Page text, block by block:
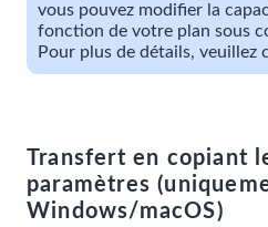
vous pouvez modifier la
fonction de votre plan sous
Pour plus de détails, veuillez
Transfert en copiant
paramètres
Windows/macOS)